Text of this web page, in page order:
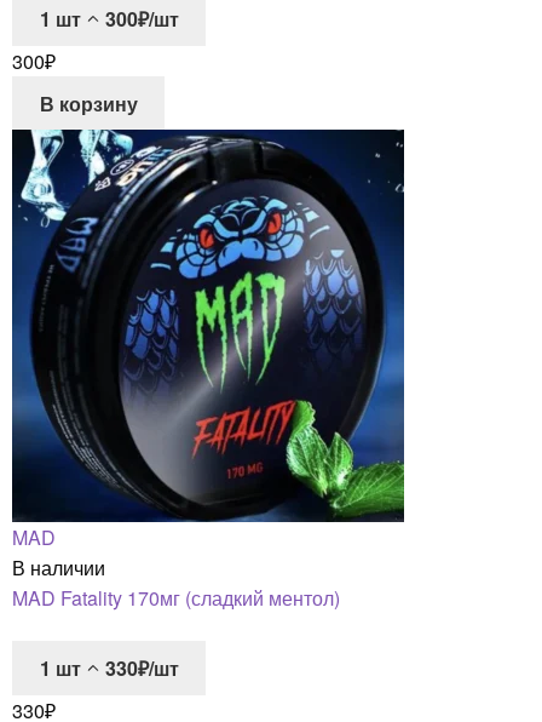
1 шт
300₽/шт
300₽
В корзину
MAD
В наличии
MAD Fatality 170мг (сладкий ментол)
1 шт
330₽/шт
330₽